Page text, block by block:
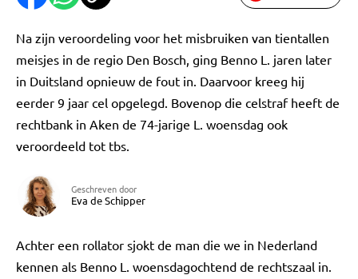
Na zijn veroordeling voor het misbruiken van tientallen
meisjes in de regio Den Bosch, ging Benno L. jaren later
in Duitsland opnieuw de fout in. Daarvoor kreeg hij
eerder 9 jaar cel opgelegd. Bovenop die celstraf heeft de
rechtbank in Aken de 74-jarige L. woensdag ook
veroordeeld tot tbs.
Geschreven door
Eva de Schipper
Achter een rollator sjokt de man die we in Nederland
kennen als Benno L. woensdagochtend de rechtszaal in.